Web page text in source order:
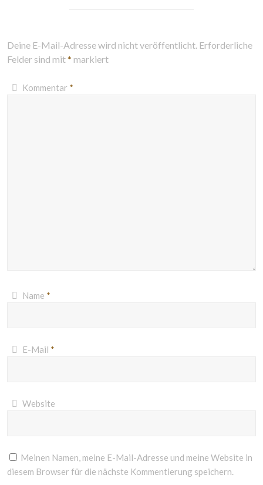
Deine E-Mail-Adresse wird nicht veröffentlicht. Erforderliche
Felder sind mit* markiert
Kommentar *
Name *
E-Mail *
Website
Meinen Namen, meine E-Mail-Adresse und meine Website in
diesem Browser für die nächste Kommentierung speichern.